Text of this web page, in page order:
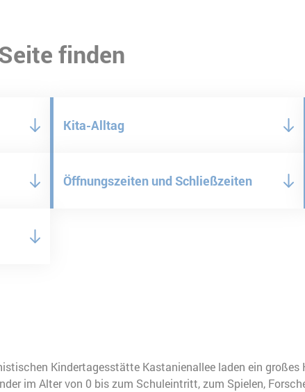
finden
Kita-Alltag
Öffnungszeiten und Schließzeiten
Kindertagesstätte Kastanienallee laden ein großes
im Alter von 0 bis zum Schuleintritt, zum Spielen,